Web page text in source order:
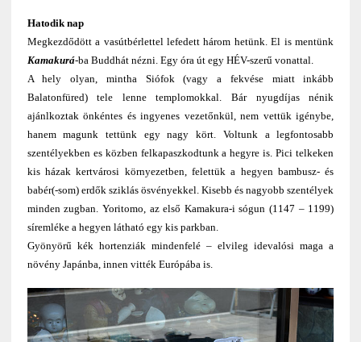
Hatodik nap
Megkezdődött a vasútbérlettel lefedett három hetünk. El is mentünk
Kamakurá-ba Buddhát nézni. Egy óra út egy HÉV-szerű vonattal.
A hely olyan, mintha Siófok (vagy a fekvése miatt inkább
Balatonfüred) tele lenne templomokkal. Bár nyugdíjas nénik
ajánlkoztak önkéntes és ingyenes vezetőnkül, nem vettük igénybe,
hanem magunk tettünk egy nagy kört. Voltunk a legfontosabb
szentélyekben es közben felkapaszkodtunk a hegyre is. Pici telkeken
kis házak kertvárosi környezetben, felettük a hegyen bambusz- és
babér(-som) erdők sziklás ösvényekkel. Kisebb és nagyobb szentélyek
minden zugban. Yoritomo, az első Kamakura-i sógun (1147 – 1199)
síremléke a hegyen látható egy kis parkban.
Gyönyörű kék hortenziák mindenfelé – elvileg idevalósi maga a
növény Japánba, innen vitték Európába is.